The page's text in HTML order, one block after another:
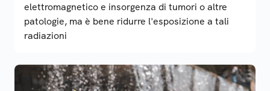
elettromagnetico e insorgenza di tumori o altre
patologie, ma è bene ridurre l'esposizione a tali
radiazioni